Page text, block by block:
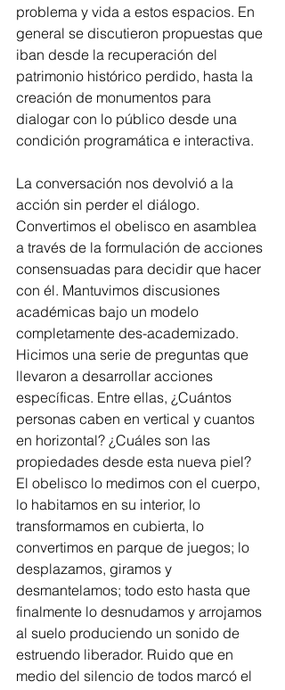
problema y vida a estos espacios. En
general se discutieron propuestas que
iban desde la recuperación del
patrimonio histórico perdido, hasta la
creación de monumentos para
dialogar con lo público desde una
condición programática e interactiva.
La conversación nos devolvió a la
acción sin perder el diálogo.
Convertimos el obelisco en asamblea
a través de la formulación de acciones
consensuadas para decidir que hacer
con él. Mantuvimos discusiones
académicas bajo un modelo
completamente des-academizado.
Hicimos una serie de preguntas que
llevaron a desarrollar acciones
específicas. Entre ellas, ¿Cuántos
personas caben en vertical y cuantos
en horizontal? ¿Cuáles son las
propiedades desde esta nueva piel?
El obelisco lo medimos con el cuerpo,
lo habitamos en su interior, lo
transformamos en cubierta, lo
convertimos en parque de juegos; lo
desplazamos, giramos y
desmantelamos; todo esto hasta que
finalmente lo desnudamos y arrojamos
al suelo produciendo un sonido de
estruendo liberador. Ruido que en
medio del silencio de todos marcó el